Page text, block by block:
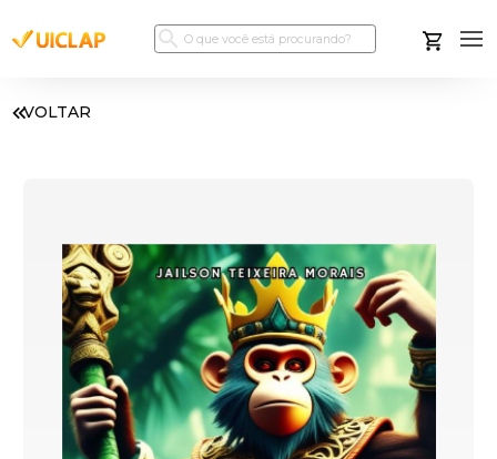
VOLTAR